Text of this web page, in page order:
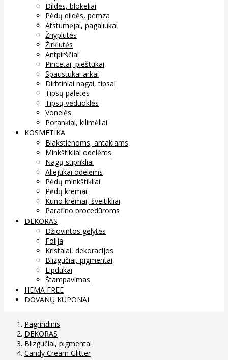
Dildės, blokeliai
Pėdų dildės, pemza
Atstūmėjai, pagaliukai
Žnyplutės
Žirklutės
Antpirščiai
Pincetai, pieštukai
Spaustukai arkai
Dirbtiniai nagai, tipsai
Tipsų paletės
Tipsų vėduoklės
Vonelės
Porankiai, kilimėliai
KOSMETIKA
Blakstienoms, antakiams
Minkštikliai odelėms
Nagų stiprikliai
Aliejukai odelėms
Pėdų minkštikliai
Pėdų kremai
Kūno kremai, šveitikliai
Parafino procedūroms
DEKORAS
Džiovintos gėlytės
Folija
Kristalai, dekoracijos
Blizgučiai, pigmentai
Lipdukai
Štampavimas
HEMA FREE
DOVANŲ KUPONAI
Pagrindinis
DEKORAS
Blizgučiai, pigmentai
Candy Cream Glitter